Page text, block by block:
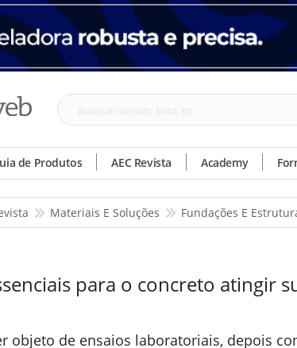
Busque
tinta,
etc
de Produtos AEC Revista Academy
Materiais E Soluções Fundações E
para o concreto atingir
objeto de ensaios laboratoriais, depois